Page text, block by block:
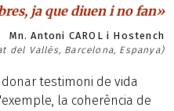
ja que diuen i no fan»
Mn. Antoni CAROL i Hostench
del Vallès, Barcelona, Espanya)
donar testimoni de vida
la coherència de